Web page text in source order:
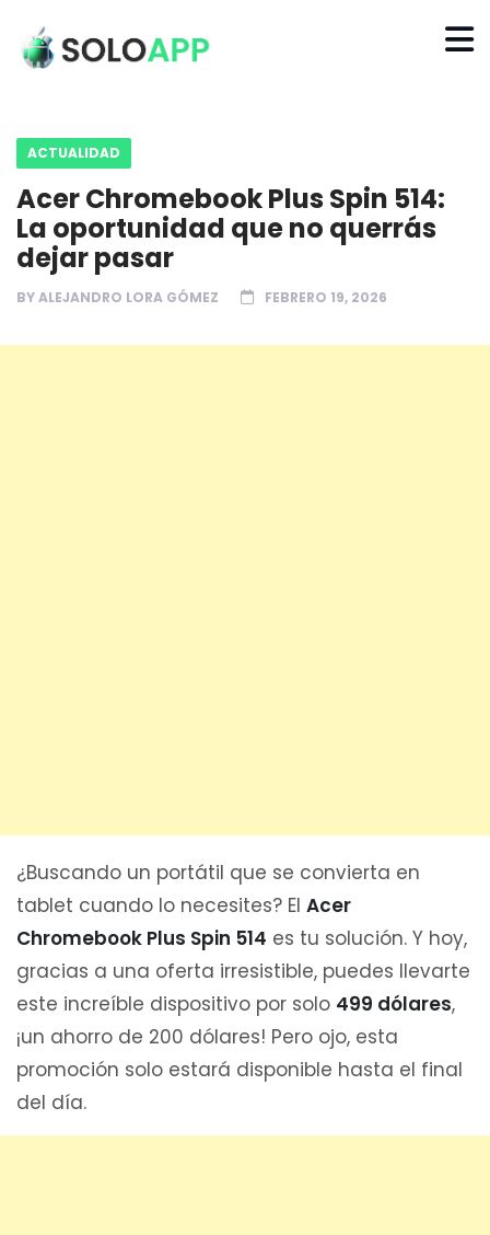
ACTUALIDAD
Acer Chromebook Plus Spin 514:
La oportunidad que no querrás
dejar pasar
BYALEJANDRO LORA GÓMEZ FEBRERO 19, 2026
¿Buscando un portátil que se convierta en
tablet cuando lo necesites? El Acer
Chromebook Plus Spin 514 es tu solución. Y hoy,
gracias a una oferta irresistible, puedes llevarte
este increíble dispositivo por solo 499 dólares,
¡un ahorro de 200 dólares! Pero ojo, esta
promoción solo estará disponible hasta el final
del día.